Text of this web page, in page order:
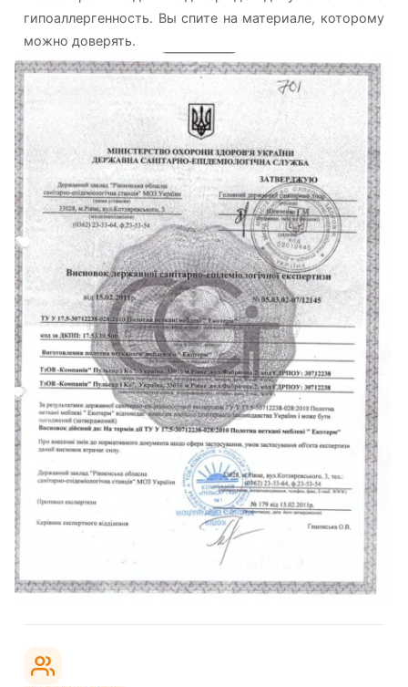
гипоаллергенность. Вы спите на материале, которому
можно доверять.